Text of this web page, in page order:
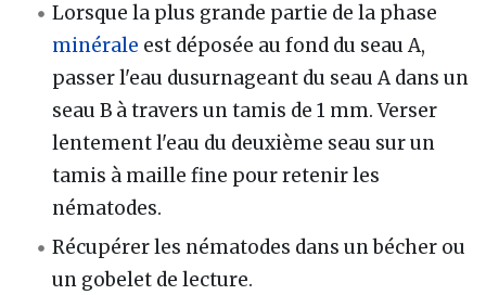
Lorsque la plus grande partie de la phase
minérale est déposée au fond du seau A,
passer l'eau dusurnageant du seau A dans un
seau B à travers un tamis de 1 mm. Verser
lentement l'eau du deuxième seau sur un
tamis à maille fine pour retenir les
nématodes.
Récupérer les nématodes dans un bécher ou
un gobelet de lecture.